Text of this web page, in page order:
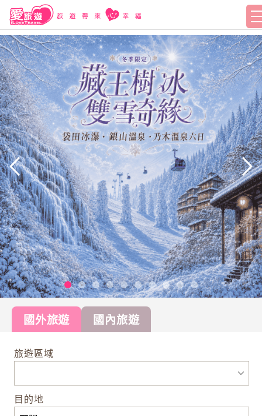
國外旅遊 國內旅遊
旅遊區域
目的地